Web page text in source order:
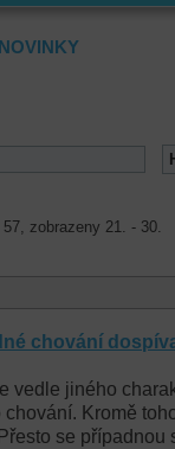
zobrazeny 21. - 30.
chování
vedle jiného
Kromě
se případnou